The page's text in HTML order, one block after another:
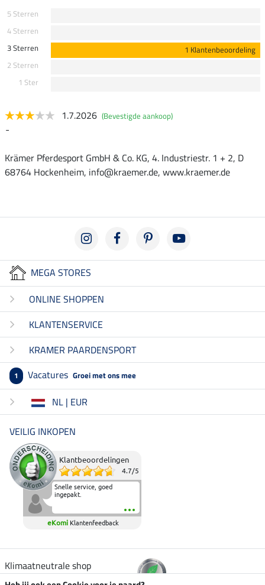
5 Sterren
4 Sterren
3 Sterren
1 Klantenbeoordeling
2 Sterren
1 Ster
1.7.2026 (Bevestigde aankoop)
-
Krämer Pferdesport GmbH & Co. KG, 4. Industriestr. 1 + 2, D
68764 Hockenheim, info@kraemer.de, www.kraemer.de
MEGA STORES
ONLINE SHOPPEN
KLANTENSERVICE
KRAMER PAARDENSPORT
1 Vacatures Groei met ons mee
NL | EUR
VEILIG INKOPEN
Klantbeoordelingen
4.7/5
Snelle service, goed
ingepakt.
eKomi Klantenfeedback
Klimaatneutrale shop